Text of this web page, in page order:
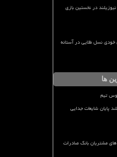
در نخستین بازی
نسل طلایی در آستانه
ها
تیم
پایان شایعات جدایی
مشتریان بانک صادرات